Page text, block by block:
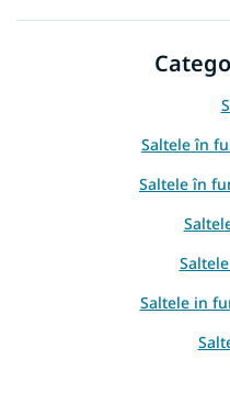
Saltele în
Saltele în
Saltele in